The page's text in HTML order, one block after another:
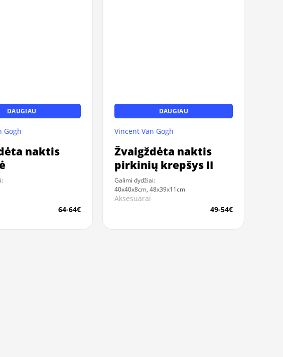
DAUGIAU
Gogh
naktis
64-64€
DAUGIAU
Vincent Van Gogh
Žvaigždėta naktis
pirkinių krepšys II
Galimi dydžiai:
40x40x8cm, 48x39x11cm
Aksesuarai
49-54€